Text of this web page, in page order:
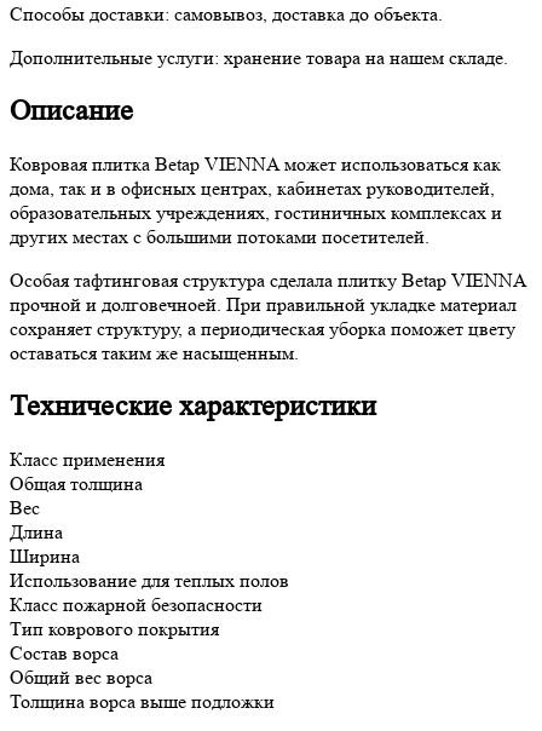
Способы доставки: самовывоз, доставка до объекта.
Дополнительные услуги: хранение товара на нашем складе.
Описание
Ковровая плитка Betap VIENNA может использоваться как
дома, так и в офисных центрах, кабинетах руководителей,
образовательных учреждениях, гостиничных комплексах и
других местах с большими потоками посетителей.
Особая тафтинговая структура сделала плитку Betap VIENNA
прочной и долговечноей. При правильной укладке материал
сохраняет структуру, а периодическая уборка поможет цвету
оставаться таким же насыщенным.
Технические характеристики
Класс применения
Общая толщина
Вес
Длина
Ширина
Использование для теплых полов
Класс пожарной безопасности
Тип коврового покрытия
Состав ворса
Общий вес ворса
Толщина ворса выше подложки